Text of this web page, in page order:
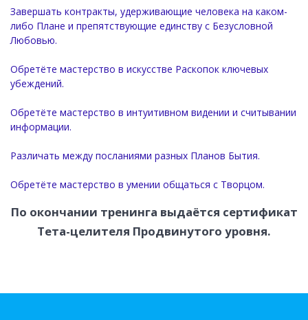
Завершать контракты, удерживающие человека на каком-
либо Плане и препятствующие единству с Безусловной
Любовью.
Обретёте мастерство в искусстве Раскопок ключевых
убеждений.
Обретёте мастерство в интуитивном видении и считывании
информации.
Различать между посланиями разных Планов Бытия.
Обретёте мастерство в умении общаться с Творцом.
По окончании тренинга выдаётся сертификат
Тета-целителя Продвинутого уровня.